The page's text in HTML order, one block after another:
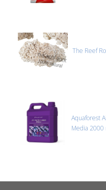
The Reef
Aquaforest
Media 2000